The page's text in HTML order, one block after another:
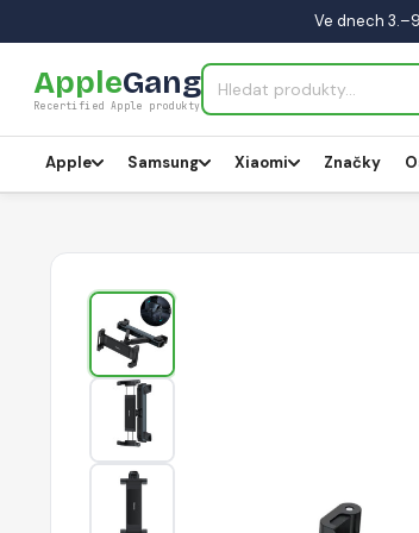
Ve dnech
AppleGang
Recertified Apple produkty
Apple Samsung Xiaomi Značky